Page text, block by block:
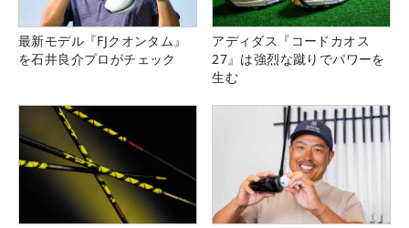
最新モデル『FJクオンタム』
を石井良介プロがチェック
アディダス『コードカオス
27』は強烈な蹴りでパワーを
生む